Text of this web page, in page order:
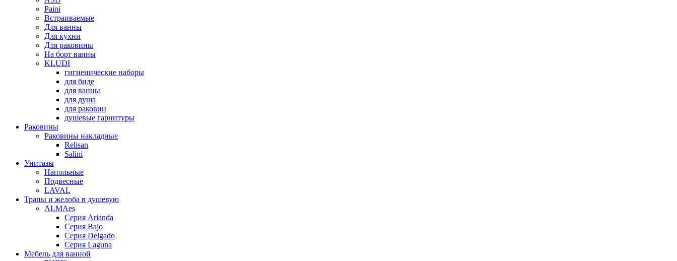
Paini
Встраиваемые
Для ванны
Для кухни
Для раковины
На борт ванны
KLUDI
гигиенические наборы
для биде
для ванны
для душа
для раковин
душевые гарнитуры
Раковины
Раковины накладные
Relisan
Salini
Унитазы
Напольные
Подвесные
LAVAL
Трапы и желоба в душевую
ALMAes
Серия Arianda
Серия Bajo
Серия Delgado
Серия Laguna
Мебель для ванной